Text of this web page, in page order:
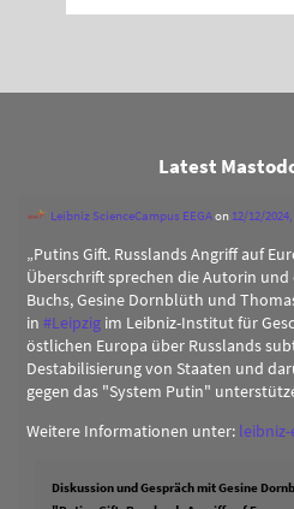
Latest
Leibniz ScienceCampus EEGAon 12/12/
„Putins Gift. Russlands Angriff auf
Überschrift sprechen die Autorin
Buchs, Gesine Dornblüth und
in #Leipzig im Leibniz-Institut für
östlichen Europa über Russlands
Destabilisierung von Staaten und
gegen das "System Putin"
Weitere Informationen unter:
Diskussion und Gespräch mit Gesine